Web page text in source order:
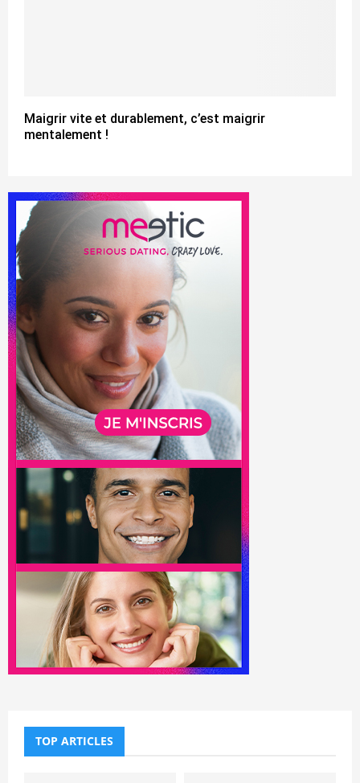
Maigrir vite et durablement, c’est maigrir
mentalement !
TOP ARTICLES